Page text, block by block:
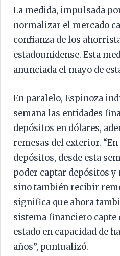
La medida, impulsada
normalizar el mercado
confianza de los
estadounidense. Esta
anunciada el mayo de
En paralelo, Espinoza
semana las entidades
depósitos en dólares,
remesas del exterior. “En
depósitos, desde esta
poder captar depósitos y
sino también recibir
significa que ahora
sistema financiero capte
estado en capacidad de
años”, puntualizó.